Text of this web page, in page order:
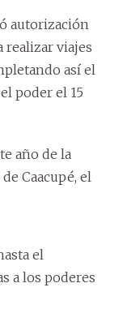
autorización
realizar viajes
así el
poder el 15
año de la
Caacupé, el
el
a los poderes